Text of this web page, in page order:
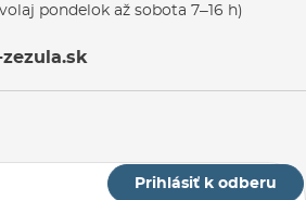
pondelok až sobota 7–16 h)
Prihlásiť k odberu